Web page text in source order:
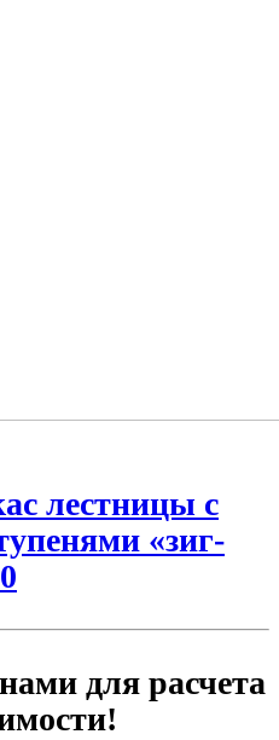
лестницы с
«зиг-
для расчета